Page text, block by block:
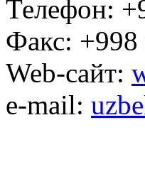
Телефон:
Факс:
Web-сайт:
e-mail: